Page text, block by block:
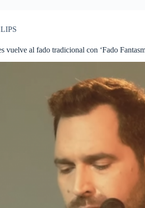
vuelve al fado tradicional con ‘Fado